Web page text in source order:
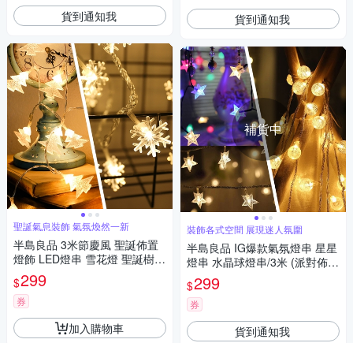
貨到通知我
聖誕氣息裝飾 氣氛煥然一新
半島良品 3米節慶風 聖誕佈置
燈飾 LED燈串 雪花燈 聖誕樹燈
氣氛燈 居家裝飾 牆面佈置 情人
佈置 耶誕 聖誕燈串 (2款)
$299
券
加入購物車
貨到通知我
補貨中
裝飾各式空間 展現迷人氛圍
半島良品 IG爆款氣氛燈串 星星
燈串 水晶球燈串/3米 (派對佈
置/背景佈置/求婚/生日/裝飾/燈
飾裝飾)
$299
券
貨到通知我